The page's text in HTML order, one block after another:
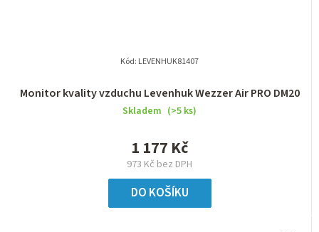
Monitor kvality vzduchu Levenhuk Wezzer Air PRO DM20
Skladem (>5 ks)
973 Kč bez DPH
1 177 Kč
DO KOŠÍKU
Kód: LEVENHUK81407